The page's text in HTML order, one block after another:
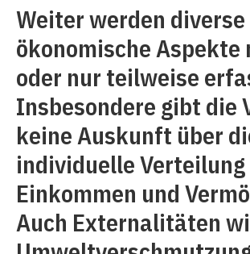
Weiter werden
ökonomische Aspekte
oder nur teilweise
Insbesondere gibt die
keine Auskunft über
individuelle Verteilung
Einkommen und
Auch Externalitäten